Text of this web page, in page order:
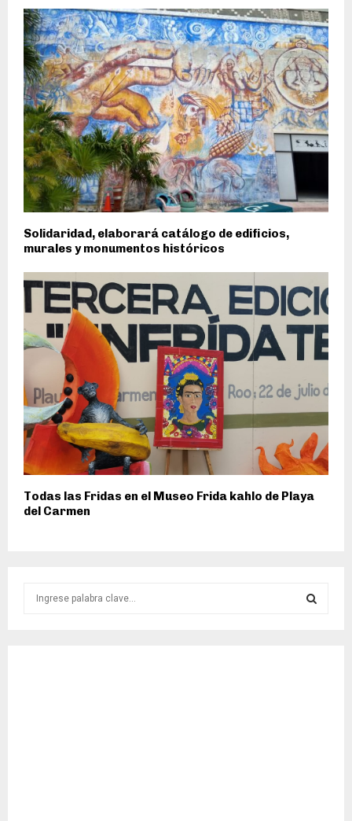
Solidaridad, elaborará catálogo de edificios,
murales y monumentos históricos
Todas las Fridas en el Museo Frida kahlo de Playa
del Carmen